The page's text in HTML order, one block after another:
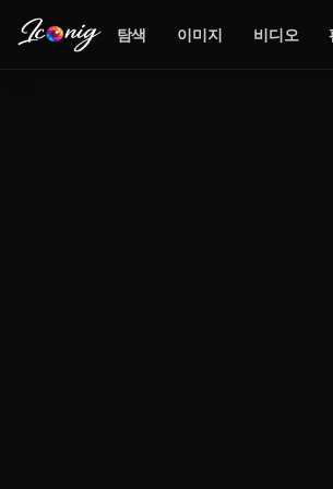
탐색 이미지 비디오